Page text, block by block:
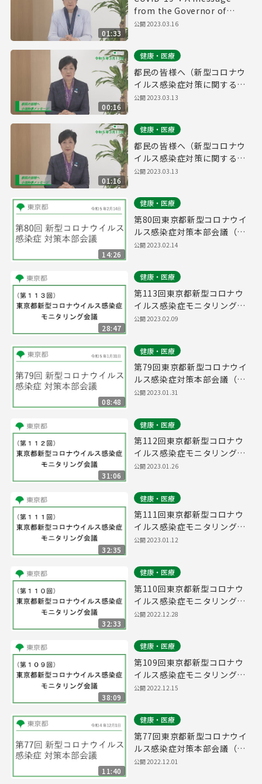
01:33
from the Governor of
Tokyo（March 16th, 2023）
公開 2023.03.16
00:16
健康・医療
都民の皆様へ（新型コロナウ
イルス感染症対策に関する知
事メッセージ 15秒版 令和5年
公開 2023.03.13
01:16
健康・医療
都民の皆様へ（新型コロナウ
イルス感染症対策に関する知
事メッセージ 令和5年3月13
公開 2023.03.13
14:26
健康・医療
第80回東京都新型コロナウイ
ルス感染症対策本部会議（令
和5年2月14日 16時45分～）
公開 2023.02.14
28:47
健康・医療
第113回東京都新型コロナウ
イルス感染症モニタリング会
議(令和5年2月9日17時15分
公開 2023.02.09
08:48
健康・医療
第79回東京都新型コロナウイ
ルス感染症対策本部会議（令
和5年1月31日 16時15分～）
公開 2023.01.31
31:06
健康・医療
第112回東京都新型コロナウ
イルス感染症モニタリング会
議(令和5年1月26日16時15分
公開 2023.01.26
32:35
健康・医療
第111回東京都新型コロナウ
イルス感染症モニタリング会
議(令和5年1月12日14時10分
公開 2023.01.12
32:33
健康・医療
第110回東京都新型コロナウ
イルス感染症モニタリング会
議(令和4年12月28日15時45
公開 2022.12.28
38:09
健康・医療
第109回東京都新型コロナウ
イルス感染症モニタリング会
議(令和4年12月15日15時15
公開 2022.12.15
11:40
健康・医療
第77回東京都新型コロナウイ
ルス感染症対策本部会議（令
和4年12月1日 16時30分～）
公開 2022.12.01